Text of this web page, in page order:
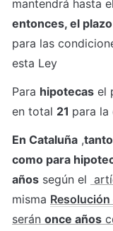
mantendrá hasta el
entonces, el
para las
esta Ley
Para hipotecas el
en total 21 para la
En Cataluña ,
como para
años según el
misma
serán once años